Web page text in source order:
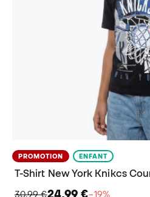
PROMOTION ENFANT
T-Shirt New York Knikcs
30,99 €24,99 €−19%